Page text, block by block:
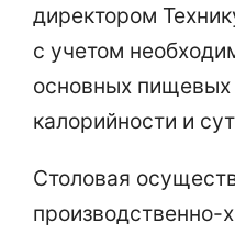
директором
с учетом
основных
калорийности и
Столовая
производственно-